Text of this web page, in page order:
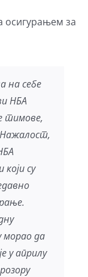
осигурањем за
на себе
НБА
тимове,
Нажалост,
су
морао да
у априлу